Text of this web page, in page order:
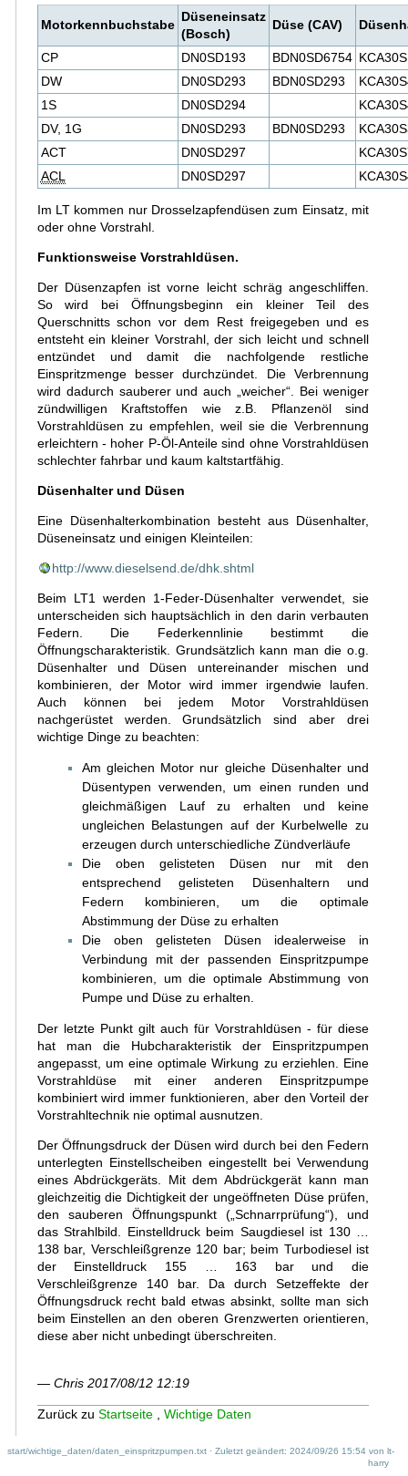
Motorkennbuchstabe
Düseneinsatz
(Bosch)
Düse (CAV)
CP DN0SD193 BDN0SD6754
DW
DN0SD293 BDN0SD293
1S
DN0SD294
DV, 1G
DN0SD293 BDN0SD293
ACT
DN0SD297
ACL
DN0SD297
Im LT kommen nur Drosselzapfendüsen zum Einsatz, mit
oder ohne Vorstrahl.
Funktionsweise Vorstrahldüsen.
Der Düsenzapfen ist vorne leicht schräg angeschliffen.
So wird bei Öffnungsbeginn ein kleiner Teil des
Querschnitts schon vor dem Rest freigegeben und es
entsteht ein kleiner Vorstrahl, der sich leicht und schnell
entzündet und damit die nachfolgende restliche
Einspritzmenge besser durchzündet. Die Verbrennung
wird dadurch sauberer und auch „weicher“. Bei weniger
zündwilligen Kraftstoffen wie z.B. Pflanzenöl sind
Vorstrahldüsen zu empfehlen, weil sie die Verbrennung
erleichtern - hoher P-Öl-Anteile sind ohne Vorstrahldüsen
schlechter fahrbar und kaum kaltstartfähig.
Düsenhalter und Düsen
Eine Düsenhalterkombination besteht aus Düsenhalter,
Düseneinsatz und einigen Kleinteilen:
http://www.dieselsend.de/dhk.shtml
Beim LT1 werden 1-Feder-Düsenhalter verwendet, sie
unterscheiden sich hauptsächlich in den darin verbauten
Federn. Die Federkennlinie bestimmt die
Öffnungscharakteristik. Grundsätzlich kann man die o.g.
Düsenhalter und Düsen untereinander mischen und
kombinieren, der Motor wird immer irgendwie laufen.
Auch können bei jedem Motor Vorstrahldüsen
nachgerüstet werden. Grundsätzlich sind aber drei
wichtige Dinge zu beachten:
Am gleichen Motor nur gleiche Düsenhalter und
Düsentypen verwenden, um einen runden und
gleichmäßigen Lauf zu erhalten und keine
ungleichen Belastungen auf der Kurbelwelle zu
erzeugen durch unterschiedliche Zündverläufe
Die oben gelisteten Düsen nur mit den
entsprechend gelisteten Düsenhaltern und
Federn kombinieren, um die optimale
Abstimmung der Düse zu erhalten
Die oben gelisteten Düsen idealerweise in
Verbindung mit der passenden Einspritzpumpe
kombinieren, um die optimale Abstimmung von
Pumpe und Düse zu erhalten.
Der letzte Punkt gilt auch für Vorstrahldüsen - für diese
hat man die Hubcharakteristik der Einspritzpumpen
angepasst, um eine optimale Wirkung zu erziehlen. Eine
Vorstrahldüse mit einer anderen Einspritzpumpe
kombiniert wird immer funktionieren, aber den Vorteil der
Vorstrahltechnik nie optimal ausnutzen.
Der Öffnungsdruck der Düsen wird durch bei den Federn
unterlegten Einstellscheiben eingestellt bei Verwendung
eines Abdrückgeräts. Mit dem Abdrückgerät kann man
gleichzeitig die Dichtigkeit der ungeöffneten Düse prüfen,
den sauberen Öffnungspunkt („Schnarrprüfung“), und
das Strahlbild. Einstelldruck beim Saugdiesel ist 130 …
138 bar, Verschleißgrenze 120 bar; beim Turbodiesel ist
der Einstelldruck 155 … 163 bar und die
Verschleißgrenze 140 bar. Da durch Setzeffekte der
Öffnungsdruck recht bald etwas absinkt, sollte man sich
beim Einstellen an den oberen Grenzwerten orientieren,
diese aber nicht unbedingt überschreiten.
— Chris 2017/08/12 12:19
Zurück zu Startseite, Wichtige Daten
start/wichtige_daten/daten_einspritzpumpen.txt · Zuletzt geändert: 2024/09/26 15:54 vonlt-
harry